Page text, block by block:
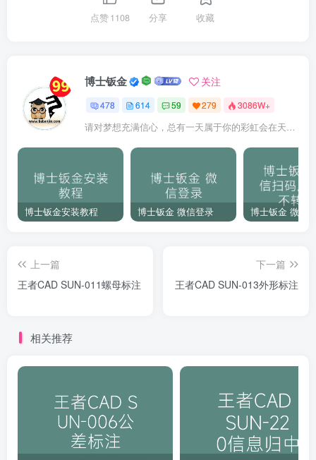
点赞1108 分享 收藏
博士钣金 关注
478 614 59 279 3086W+
请对梦想充满信心，总有一天属于你的彩虹会在天空微笑
博士钣金安装教程 博士钣金 微信登录
上一篇
王者CAD SUN-011螺母标注
下一篇
王者CAD SUN-013外形标注
相关推荐